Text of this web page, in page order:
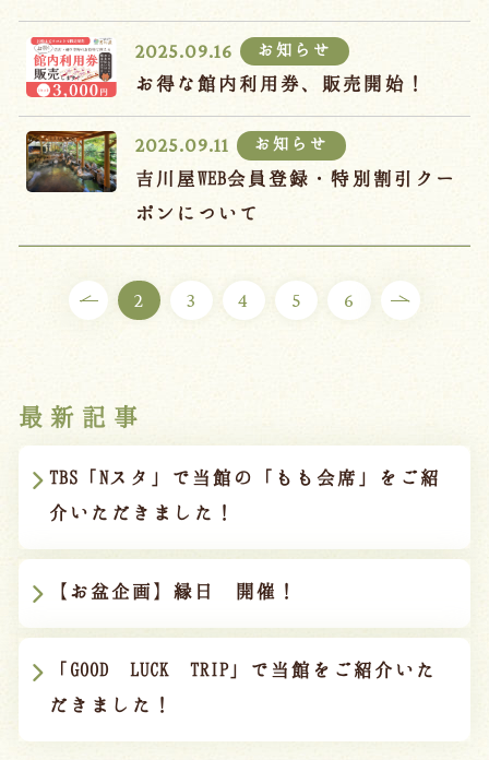
2025.09.16 お知らせ
お得な館内利用券、販売開始！
2025.09.11 お知らせ
吉川屋WEB会員登録・特別割引クー
ポンについて
2 3 4 5 6
最新記事
TBS「Nスタ」で当館の「もも会席」をご紹
介いただきました！
【お盆企画】縁日 開催！
「GOOD LUCK TRIP」で当館をご紹介いた
だきました！